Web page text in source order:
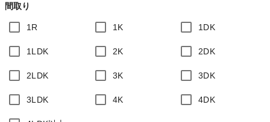
間取り
1R 1K 1DK
1LDK 2K 2DK
2LDK 3K 3DK
3LDK 4K 4DK